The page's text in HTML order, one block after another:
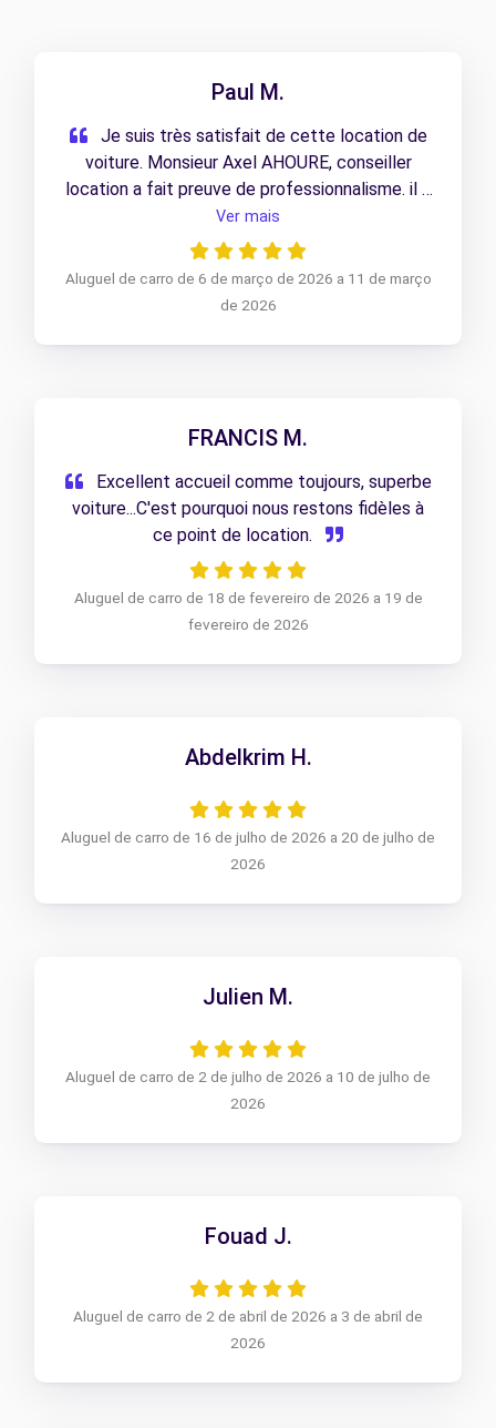
Paul M.
Je suis très satisfait de cette location de
voiture. Monsieur Axel AHOURE, conseiller
location a fait preuve de professionnalisme. il a
répondu avec satisfaction à toutes mes
questions. Je reviendrai si besoin s'impose
solliciter vos services. Ma satisfaction est
totale.
Ver mais
Aluguel de carro de 6 de março de 2026 a 11 de março
de 2026
FRANCIS M.
Excellent accueil comme toujours, superbe
voiture...C'est pourquoi nous restons fidèles à
ce point de location.
Aluguel de carro de 18 de fevereiro de 2026 a 19 de
fevereiro de 2026
Abdelkrim H.
Aluguel de carro de 16 de julho de 2026 a 20 de julho de
2026
Julien M.
Aluguel de carro de 2 de julho de 2026 a 10 de julho de
2026
Fouad J.
Aluguel de carro de 2 de abril de 2026 a 3 de abril de
2026